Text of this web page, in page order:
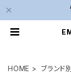
HOME ブランド別